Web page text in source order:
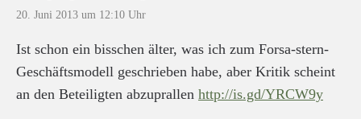
20. Juni 2013 um 12:10 Uhr
Ist schon ein bisschen älter, was ich zum Forsa-stern-
Geschäftsmodell geschrieben habe, aber Kritik scheint
an den Beteiligten abzuprallen http://is.gd/YRCW9y